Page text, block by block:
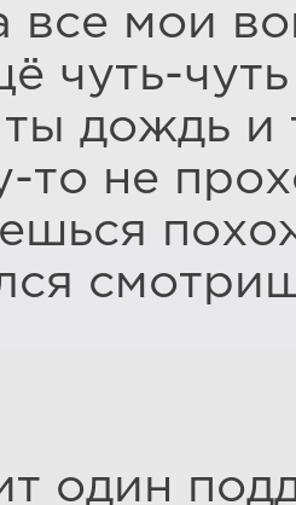
все мои
чуть-
дождь и
то не
один